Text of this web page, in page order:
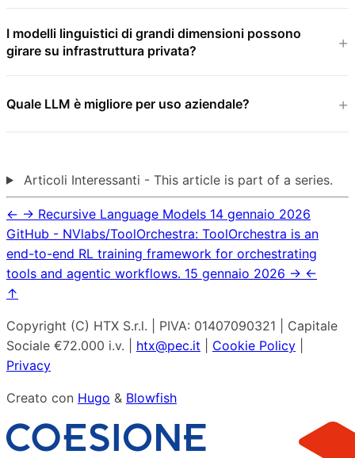
I modelli linguistici di grandi dimensioni possono
girare su infrastruttura privata?
Quale LLM è migliore per uso aziendale?
Articoli Interessanti - This article is part of a series.
← → Recursive Language Models 14 gennaio 2026
GitHub - NVlabs/ToolOrchestra: ToolOrchestra is an
end-to-end RL training framework for orchestrating
tools and agentic workflows. 15 gennaio 2026 → ←
↑
Copyright (C) HTX S.r.l. | PIVA: 01407090321 | Capitale
Sociale €72.000 i.v. | htx@pec.it Cookie Policy
Privacy
Creato con Hugo & Blowfish